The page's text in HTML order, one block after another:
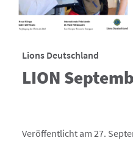
Lions Deutschland
LION
Veröffentlicht am 27.